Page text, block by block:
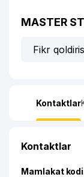
MASTER
Fikr
Kontaktlar
Kontaktlar
Mamlakat